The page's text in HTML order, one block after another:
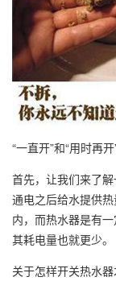
“一直开”和“用时再
首先，让我们来了
通电之后给水提供
内，而热水器是有
其耗电量也就更少。
关于怎样开关热水